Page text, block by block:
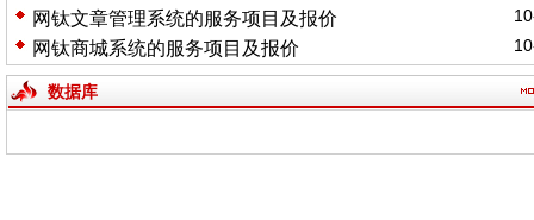
网钛文章管理系统的服务项目及报价
网钛商城系统的服务项目及报价
数据库